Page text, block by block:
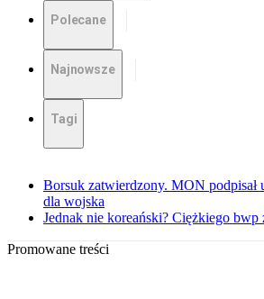
Polecane
Najnowsze
Tagi
Borsuk zatwierdzony. MON podpisał
dla wojska
Jednak nie koreański? Ciężkiego bwp
Promowane treści